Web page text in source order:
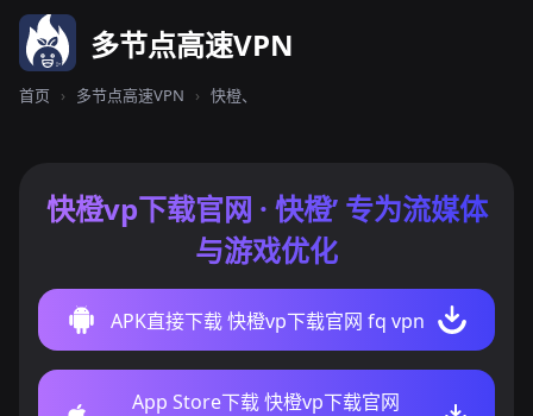
多节点高速VPN
首页 › 多节点高速VPN › 快橙、
快橙vp下载官网 · 快橙’ 专为流媒体
与游戏优化
APK直接下载 快橙vp下载官网 fq vpn
App Store下载 快橙vp下载官网